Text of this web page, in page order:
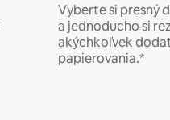
Vyberte si presný
a jednoducho si
akýchkoľvek
papierovania.*